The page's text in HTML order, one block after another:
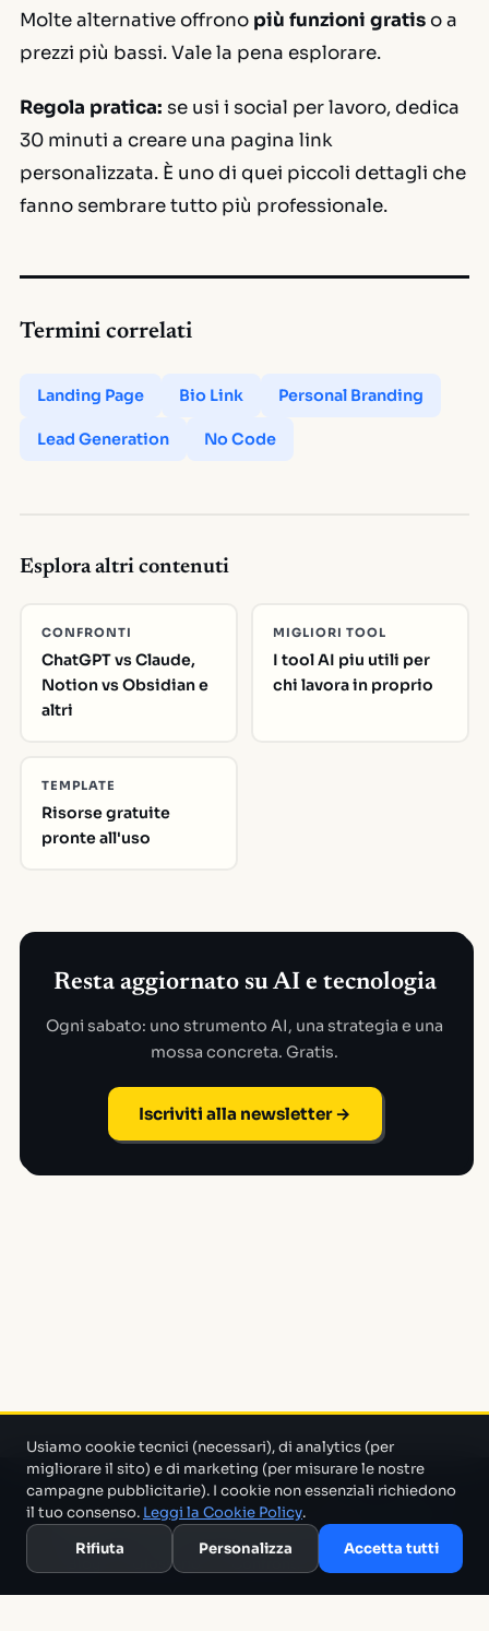
Molte alternative offrono più funzioni gratiso a
prezzi più bassi. Vale la pena esplorare.
Regola pratica: se usi i social per lavoro, dedica
30 minuti a creare una pagina link
personalizzata. È uno di quei piccoli dettagli che
fanno sembrare tutto più professionale.
Termini correlati
Landing Page Bio Link Personal Branding
Lead Generation No Code
Esplora altri contenuti
CONFRONTI
ChatGPT vs Claude,
Notion vs Obsidian e
altri
MIGLIORI TOOL
I tool AI piu utili per
chi lavora in proprio
TEMPLATE
Risorse gratuite
pronte all'uso
Resta aggiornato su AI e tecnologia
Ogni sabato: uno strumento AI, una strategia e una
mossa concreta. Gratis.
Iscriviti alla newsletter →
Un progetto di Marco Monty Montemagno
che cerca in mezzo al casino e ti porta solo quello che serve.
Glossario
Usiamo cookie tecnici (necessari), di analytics (per
migliorare il sito) e di marketing (per misurare le nostre
campagne pubblicitarie). I cookie non essenziali richiedono
il tuo consenso. Leggi la Cookie Policy.
Rifiuta
Personalizza Accetta tutti